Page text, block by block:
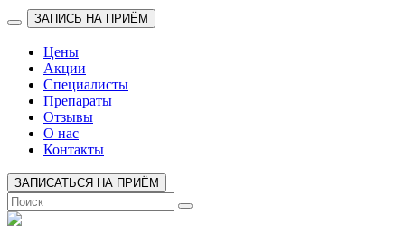
ЗАПИСЬ НА ПРИЁМ
Цены
Акции
Специалисты
Препараты
Отзывы
О нас
Контакты
ЗАПИСАТЬСЯ НА ПРИЁМ